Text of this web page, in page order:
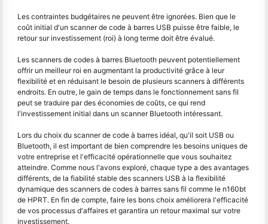
Les contraintes budgétaires ne peuvent être ignorées. Bien que le
coût initial d'un scanner de code à barres USB puisse être faible, le
retour sur investissement (roi) à long terme doit être évalué.
Les scanners de codes à barres Bluetooth peuvent potentiellement
offrir un meilleur roi en augmentant la productivité grâce à leur
flexibilité et en réduisant le besoin de plusieurs scanners à différents
endroits. En outre, le gain de temps dans le fonctionnement sans fil
peut se traduire par des économies de coûts, ce qui rend
l'investissement initial dans un scanner Bluetooth intéressant.
Lors du choix du scanner de code à barres idéal, qu'il soit USB ou
Bluetooth, il est important de bien comprendre les besoins uniques de
votre entreprise et l'efficacité opérationnelle que vous souhaitez
atteindre. Comme nous l'avons exploré, chaque type a des avantages
différents, de la fiabilité stable des scanners USB à la flexibilité
dynamique des scanners de codes à barres sans fil comme le n160bt
de HPRT. En fin de compte, faire les bons choix améliorera l'efficacité
de vos processus d'affaires et garantira un retour maximal sur votre
investissement.